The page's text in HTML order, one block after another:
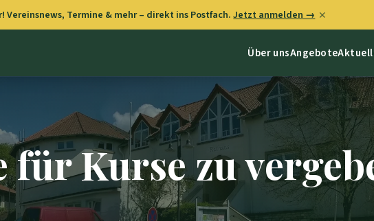
Vereinsnews, Termine & mehr – direkt ins Postfach.Jetzt anmelden → ✕
Über unsAngebote
für Kurse zu